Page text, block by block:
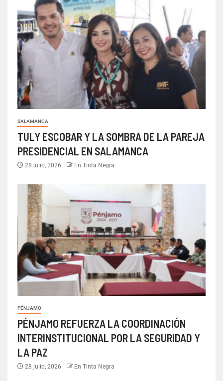
SALAMANCA
TULY ESCOBAR Y LA SOMBRA DE LA PAREJA
PRESIDENCIAL EN SALAMANCA
28 julio, 2026 En Tinta Negra
PÉNJAMO
PÉNJAMO REFUERZA LA COORDINACIÓN
INTERINSTITUCIONAL POR LA SEGURIDAD Y
LA PAZ
28 julio, 2026 En Tinta Negra